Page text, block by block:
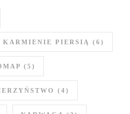
KARMIENIE PIERSIĄ (6)
(5)
(4)